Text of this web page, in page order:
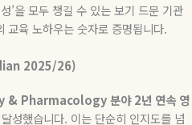
’을 모두 챙길 수 있는 보기 드문 기관
육 노하우는 숫자로 증명됩니다.
2025/26)
& Pharmacology 분야 2년 연속 영
성했습니다. 이는 단순히 인지도를 넘